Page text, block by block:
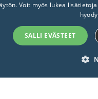
STTK.
Voit myös lukea
SALLI EVÄSTEET